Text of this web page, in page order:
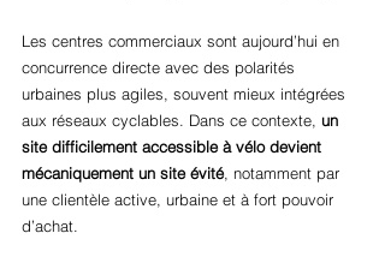
Les centres commerciaux sont aujourd’hui en
concurrence directe avec des polarités
urbaines plus agiles, souvent mieux intégrées
aux réseaux cyclables. Dans ce contexte, un
site difficilement accessible à vélo devient
mécaniquement un site évité, notamment par
une clientèle active, urbaine et à fort pouvoir
d’achat.